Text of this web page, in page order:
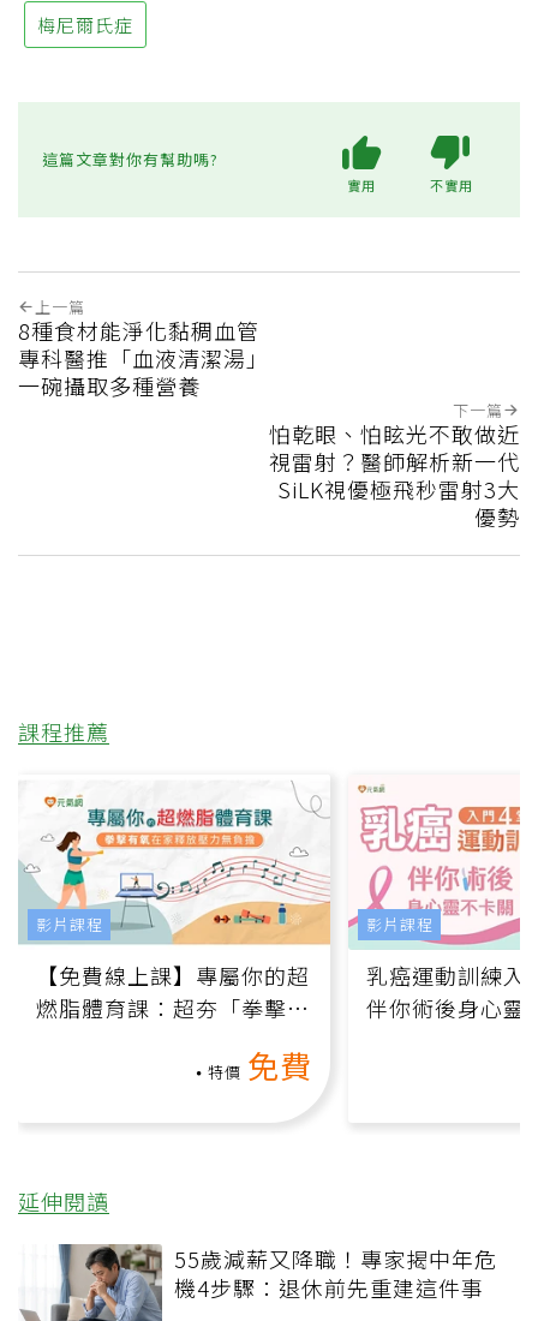
梅尼爾氏症
這篇文章對你有幫助嗎?
實用 不實用
上一篇
8種食材能淨化黏稠血管
專科醫推「血液清潔湯」
一碗攝取多種營養
下一篇
怕乾眼、怕眩光不敢做近
視雷射？醫師解析新一代
SiLK視優極飛秒雷射3大
優勢
課程推薦
【免費線上課】專屬你的超
燃脂體育課：超夯「拳擊有
特價 免費
影片課程
乳癌運動訓練入
伴你術後身心靈
影片課程
延伸閱讀
55歲減薪又降職！專家揭中年危
機4步驟：退休前先重建這件事